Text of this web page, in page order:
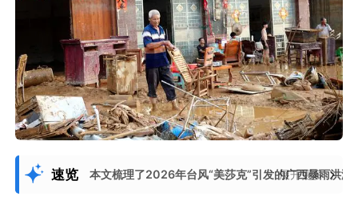
速览 本文梳理了2026年台风“美莎克”引发的广西暴雨洪
展开更多